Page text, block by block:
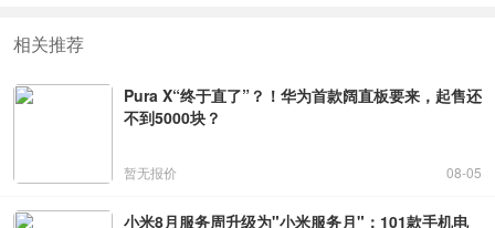
相关推荐
Pura X“终于直了”？！华为首款阔直板要来，起售还
不到5000块？
暂无报价 08-05
小米8月服务周升级为"小米服务月"：101款手机电